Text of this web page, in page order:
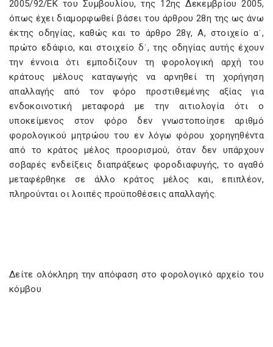
2005/92/ΕΚ του Συμβουλίου, της 12ης Δεκεμβρίου 2005,
όπως έχει διαμορφωθεί βάσει του άρθρου 28η της ως άνω
έκτης οδηγίας, καθώς και το άρθρο 28γ, A, στοιχείο αʹ,
πρώτο εδάφιο, και στοιχείο δʹ, της οδηγίας αυτής έχουν
την έννοια ότι εμποδίζουν τη φορολογική αρχή του
κράτους μέλους καταγωγής να αρνηθεί τη χορήγηση
απαλλαγής από τον φόρο προστιθεμένης αξίας για
ενδοκοινοτική μεταφορά με την αιτιολογία ότι ο
υποκείμενος στον φόρο δεν γνωστοποίησε αριθμό
φορολογικού μητρώου του εν λόγω φόρου χορηγηθέντα
από το κράτος μέλος προορισμού, όταν δεν υπάρχουν
σοβαρές ενδείξεις διαπράξεως φοροδιαφυγής, το αγαθό
μεταφέρθηκε σε άλλο κράτος μέλος και, επιπλέον,
πληρούνται οι λοιπές προϋποθέσεις απαλλαγής.
Δείτε ολόκληρη την απόφαση στο φορολογικό αρχείο του
κόμβου